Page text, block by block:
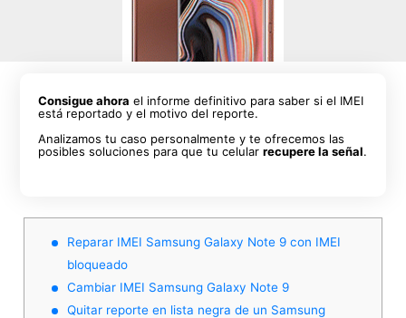
Consigue ahora el informe definitivo para saber si el IMEI
está reportado y el motivo del reporte.
Analizamos tu caso personalmente y te ofrecemos las
posibles soluciones para que tu celularrecupere la señal.
Reparar IMEI Samsung Galaxy Note 9 con IMEI
bloqueado
Cambiar IMEI Samsung Galaxy Note 9
Quitar reporte en lista negra de un Samsung